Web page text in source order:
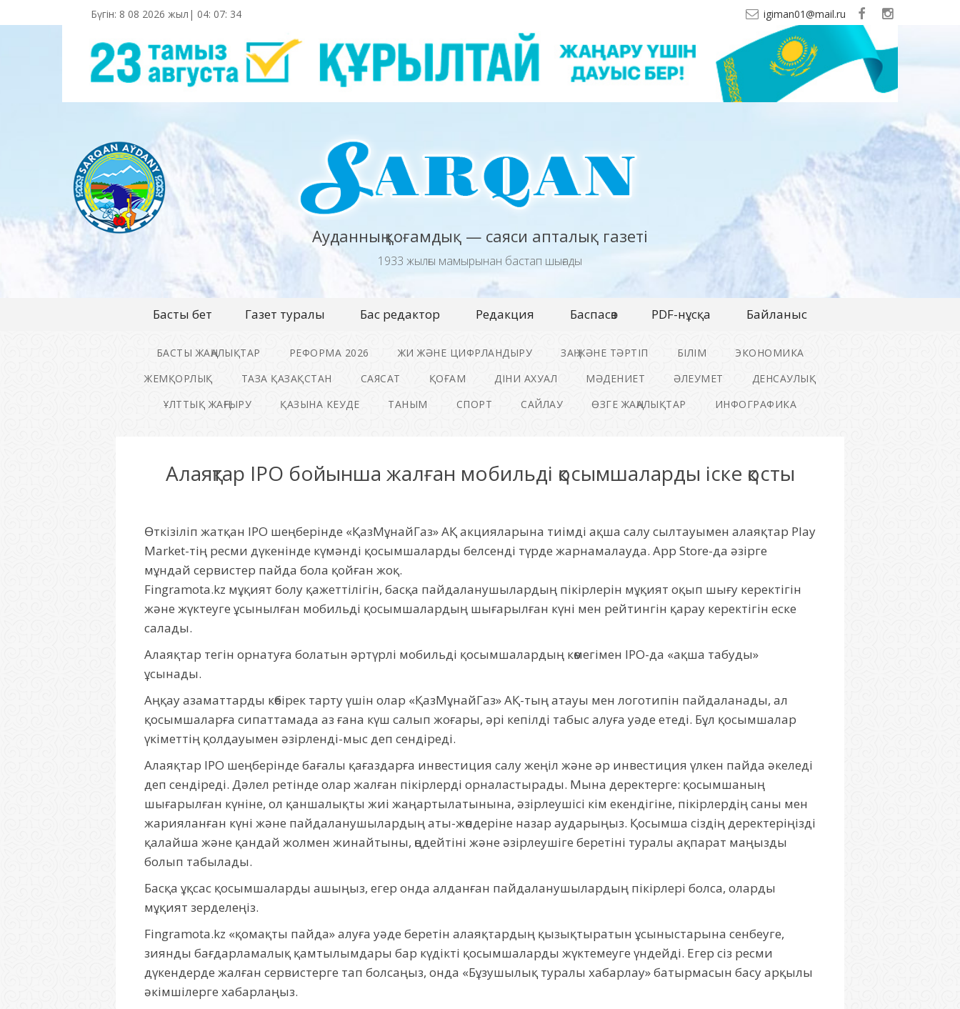
Бүгін: 8 08 2026 жыл| 04: 07: 35 igiman01@mail.ru
Ауданның қоғамдық — саяси апталық газеті
1933 жылғы мамырынан бастап шығады
Басты бет Газет туралы Бас редактор Редакция Баспасөз PDF-нұсқа Байланыс
БАСТЫ ЖАҢАЛЫҚТАР РЕФОРМА 2026 ЖИ ЖӘНЕ ЦИФРЛАНДЫРУ ЗАҢ ЖӘНЕ ТӘРТІП БІЛІМ
ЭКОНОМИКА
ЖЕМҚОРЛЫҚ
ТАЗА ҚАЗАҚСТАН САЯСАТ ҚОҒАМ ДІНИ АХУАЛ МӘДЕНИЕТ ӘЛЕУМЕТ
ДЕНСАУЛЫҚ
ҰЛТТЫҚ ЖАҢҒЫРУ
ҚАЗЫНА КЕУДЕ ТАНЫМ СПОРТ САЙЛАУ ӨЗГЕ ЖАҢАЛЫҚТАР ИНФОГРАФИКА
Алаяқтар IPO бойынша жалған мобильді қосымшаларды іске қосты
Өткізіліп жатқан IPO шеңберінде «ҚазМұнайГаз» АҚ акцияларына тиімді ақша салу сылтауымен алаяқтар Play
Market-тің ресми дүкенінде күмәнді қосымшаларды белсенді түрде жарнамалауда. App Store-да әзірге
мұндай сервистер пайда бола қойған жоқ.
Fingramota.kz мұқият болу қажеттілігін, басқа пайдаланушылардың пікірлерін мұқият оқып шығу керектігін
және жүктеуге ұсынылған мобильді қосымшалардың шығарылған күні мен рейтингін қарау керектігін еске
салады.
Алаяқтар тегін орнатуға болатын әртүрлі мобильді қосымшалардың көмегімен IPO-да «ақша табуды»
ұсынады.
Аңқау азаматтарды көбірек тарту үшін олар «ҚазМұнайГаз» АҚ-тың атауы мен логотипін пайдаланады, ал
қосымшаларға сипаттамада аз ғана күш салып жоғары, әрі кепілді табыс алуға уәде етеді. Бұл қосымшалар
үкіметтің қолдауымен әзірленді-мыс деп сендіреді.
Алаяқтар IPO шеңберінде бағалы қағаздарға инвестиция салу жеңіл және әр инвестиция үлкен пайда әкеледі
деп сендіреді. Дәлел ретінде олар жалған пікірлерді орналастырады. Мына деректерге: қосымшаның
шығарылған күніне, ол қаншалықты жиі жаңартылатынына, әзірлеушісі кім екендігіне, пікірлердің саны мен
жарияланған күні және пайдаланушылардың аты-жөндеріне назар аударыңыз. Қосымша сіздің деректеріңізді
қалайша және қандай жолмен жинайтыны, өңдейтіні және әзірлеушіге беретіні туралы ақпарат маңызды
болып табылады.
Басқа ұқсас қосымшаларды ашыңыз, егер онда алданған пайдаланушылардың пікірлері болса, оларды
мұқият зерделеңіз.
Fingramota.kz «қомақты пайда» алуға уәде беретін алаяқтардың қызықтыратын ұсыныстарына сенбеуге,
зиянды бағдарламалық қамтылымдары бар күдікті қосымшаларды жүктемеуге үндейді. Егер сіз ресми
дүкендерде жалған сервистерге тап болсаңыз, онда «Бұзушылық туралы хабарлау» батырмасын басу арқылы
әкімшілерге хабарлаңыз.